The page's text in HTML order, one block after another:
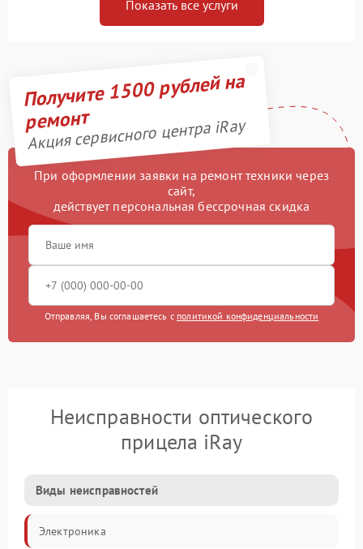
Показать все услуги
Получите 1500 рублей на
ремонт
Акция сервисного центра iRay
При оформлении заявки на ремонт техники через
сайт,
действует персональная бессрочная скидка
Отправляя, Вы соглашаетесь с политикой конфиденциальности
Неисправности оптического
прицела iRay
Виды неисправностей
Электроника